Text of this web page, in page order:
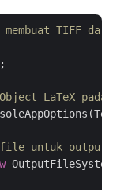
TIFF
;
LaTeX pada
untuk output.